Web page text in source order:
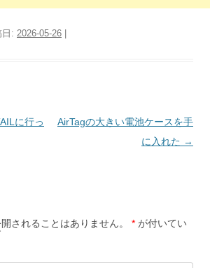
日: 2026-05-26 |
に行っ
AirTagの大きい電池ケースを手
に入れた →
されることはありません。 * が付いてい